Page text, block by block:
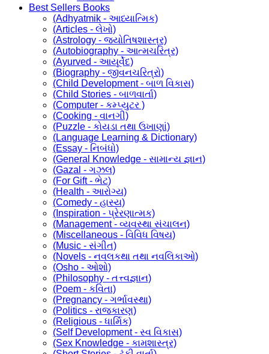
Best Sellers Books
(Adhyatmik - આધ્યાત્મિક)
(Articles - લેખો)
(Astrology - જ્યોતિષશાસ્ત્ર)
(Autobiography - આત્મચરિત્ર)
(Ayurved - આયૂર્વેદ)
(Biography - જીવનચરિત્રો)
(Child Development - બાળ વિકાસ)
(Child Stories - બાળવાર્તા)
(Computer - કમ્પ્યુટર )
(Cooking - વાનગી)
(Puzzle - કોયડા તથા ઉખાણાં)
(Language Learning & Dictionary)
(Essay - નિબંધો)
(General Knowledge - સામાન્ય જ્ઞાન)
(Gazal - ગઝલ)
(For Gift - ભેટ)
(Health - આરોગ્ય)
(Comedy - હાસ્ય)
(Inspiration - પ્રેરણાત્મક)
(Management - વ્યવસ્થા સંચાલન)
(Miscellaneous - વિવિધ વિષય)
(Music - સંગીત)
(Novels - નવલકથા તથા નવલિકાઓ)
(Osho - ઓશો)
(Philosophy - તત્ત્વજ્ઞાન)
(Poem - કવિતા)
(Pregnancy - ગર્ભાવસ્થા)
(Politics - રાજકારણ)
(Religious - ધાર્મિક)
(Self Development - સ્વ વિકાસ)
(Sex Knowledge - કામશાસ્ત્ર)